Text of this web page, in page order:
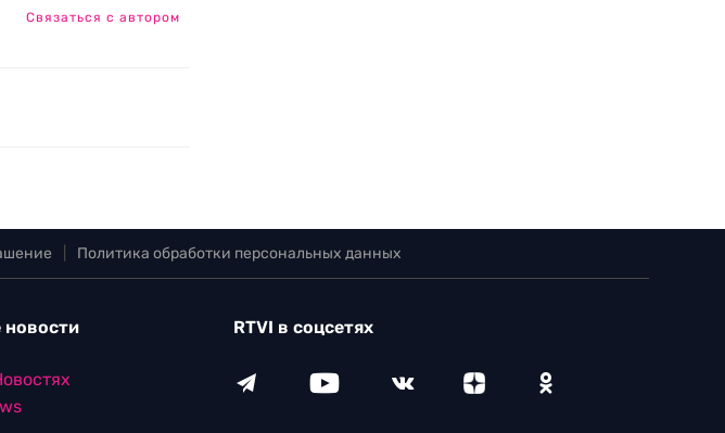
Связаться с автором
Политика обработки персональных данных
RTVI в соцсетях